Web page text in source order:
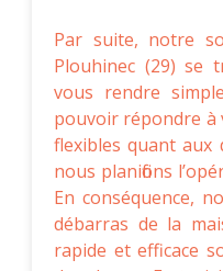
Par suite, notre
Plouhinec (29) se
vous rendre
pouvoir répondre à
flexibles quant aux
nous planifions
En conséquence,
débarras de la
rapide et efficace